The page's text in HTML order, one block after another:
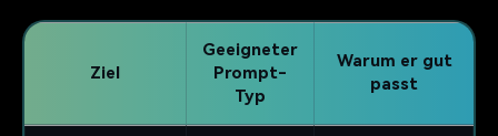
Ziel
Geeigneter
Prompt-
Typ
Warum er gut
passt